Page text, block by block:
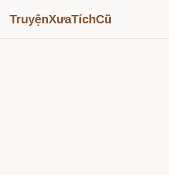
TruyệnXưaTíchCũ